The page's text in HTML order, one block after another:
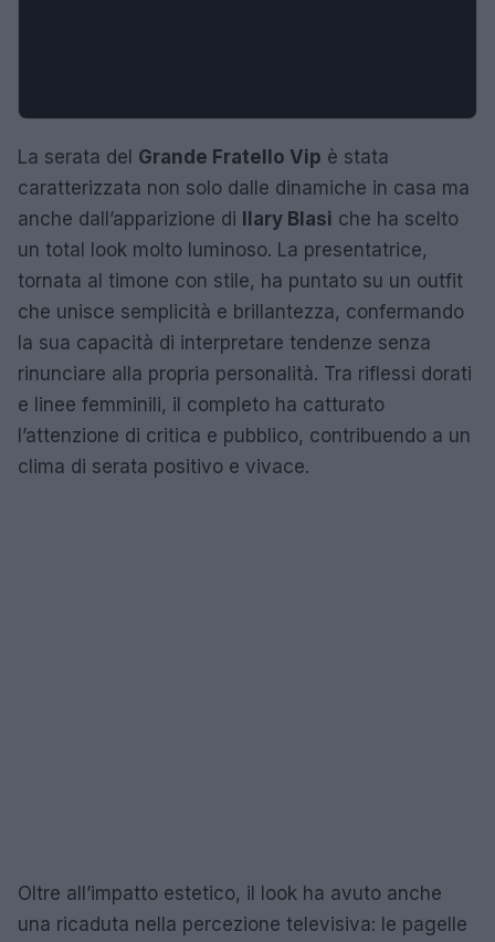
La serata del Grande Fratello Vip è stata
caratterizzata non solo dalle dinamiche in casa ma
anche dall’apparizione di Ilary Blasi che ha scelto
un total look molto luminoso. La presentatrice,
tornata al timone con stile, ha puntato su un outfit
che unisce semplicità e brillantezza, confermando
la sua capacità di interpretare tendenze senza
rinunciare alla propria personalità. Tra riflessi dorati
e linee femminili, il completo ha catturato
l’attenzione di critica e pubblico, contribuendo a un
clima di serata positivo e vivace.
Oltre all’impatto estetico, il look ha avuto anche
una ricaduta nella percezione televisiva: le pagelle